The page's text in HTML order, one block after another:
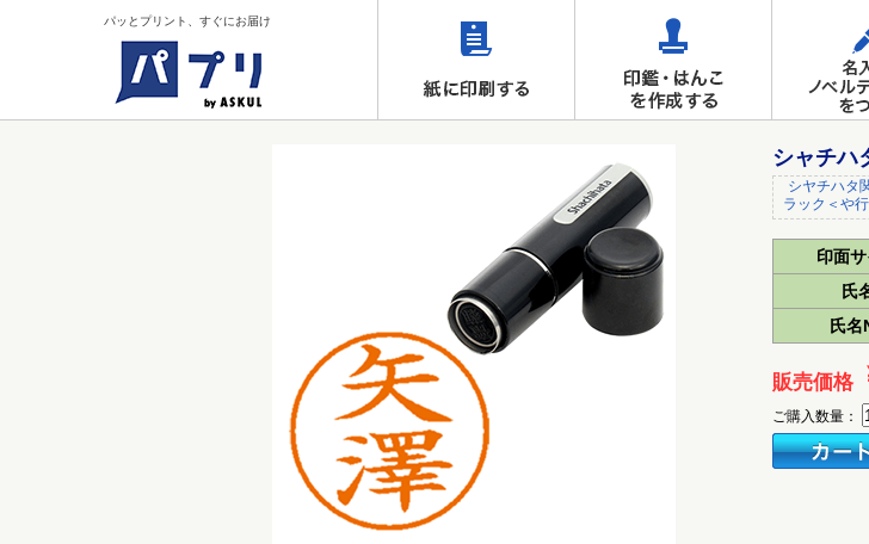
パッとプリント、すぐにお届け
シャチハ
シヤチハタ
ラック＜や行
印面
氏
氏名
販売価格
ご購入数量：